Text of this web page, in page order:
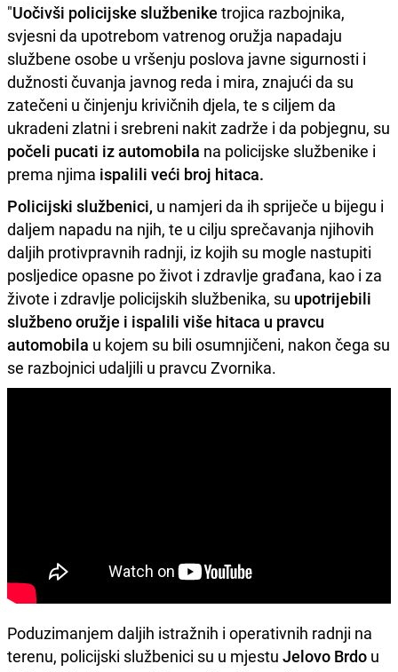
"Uočivši policijske službenike trojica razbojnika,
svjesni da upotrebom vatrenog oružja napadaju
službene osobe u vršenju poslova javne sigurnosti i
dužnosti čuvanja javnog reda i mira, znajući da su
zatečeni u činjenju krivičnih djela, te s ciljem da
ukradeni zlatni i srebreni nakit zadrže i da pobjegnu, su
počeli pucati iz automobila na policijske službenike i
prema njima ispalili veći broj hitaca.
Policijski službenici, u namjeri da ih spriječe u bijegu i
daljem napadu na njih, te u cilju sprečavanja njihovih
daljih protivpravnih radnji, iz kojih su mogle nastupiti
posljedice opasne po život i zdravlje građana, kao i za
živote i zdravlje policijskih službenika, su upotrijebili
službeno oružje i ispalili više hitaca u pravcu
automobila u kojem su bili osumnjičeni, nakon čega su
se razbojnici udaljili u pravcu Zvornika.
Poduzimanjem daljih istražnih i operativnih radnji na
terenu, policijski službenici su u mjestu Jelovo Brdo u